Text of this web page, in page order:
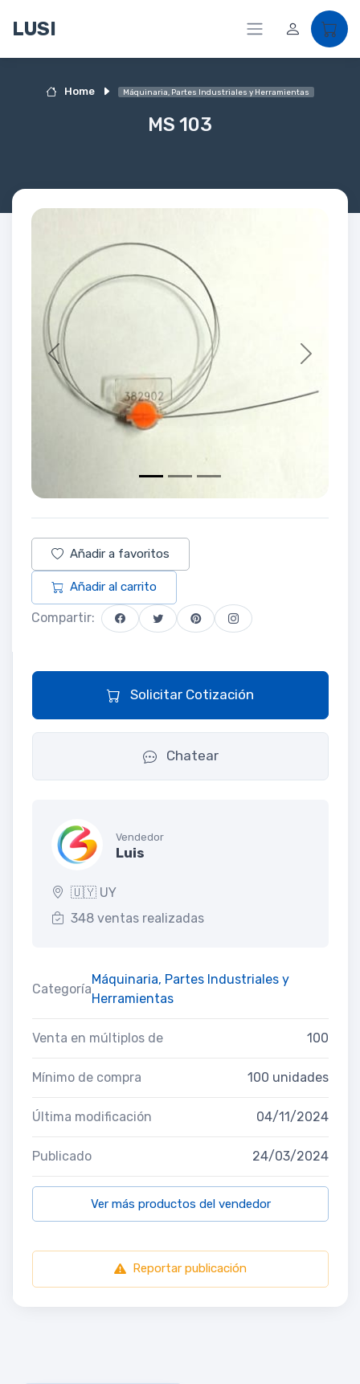
LUSI
Home Máquinaria, Partes Industriales y Herramientas
MS 103
Previous Next
Añadir a favoritos
Añadir al carrito
Compartir:
Solicitar Cotización
Chatear
Vendedor
Luis
🇺🇾 UY
348 ventas realizadas
Categoría
Máquinaria, Partes Industriales y
Herramientas
Venta en múltiplos de 100
Mínimo de compra 100 unidades
Última modificación 04/11/2024
Publicado 24/03/2024
Ver más productos del vendedor
Reportar publicación